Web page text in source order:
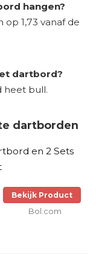
hangen?
1,73 vanaf de
dartbord?
heet bull.
dartborden
en 2 Sets
Bekijk Product
Bol.com